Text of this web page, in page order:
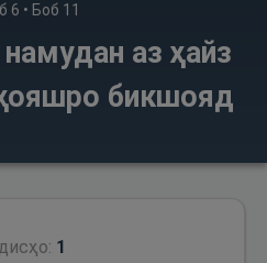
6 • Боб 11
аз ҳайз
бикшояд
1